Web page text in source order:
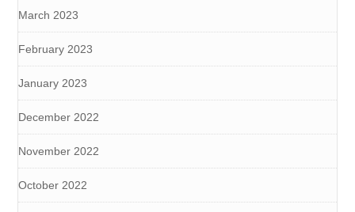
March 2023
February 2023
January 2023
December 2022
November 2022
October 2022